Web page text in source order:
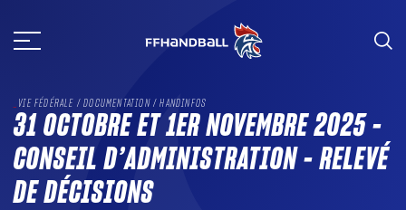
au
VIE FÉDÉRALE / DOCUMENTATION / HANDINFOS
31 OCTOBRE ET 1ER NOVEMBRE 2025 –
CONSEIL D’ADMINISTRATION – RELEVÉ
DE DÉCISIONS